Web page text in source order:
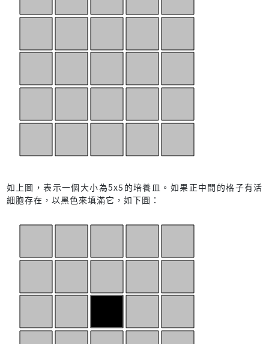
如上圖，表示一個大小為5x5的培養皿。如果正中間的格子有活
細胞存在，以黑色來填滿它，如下圖：